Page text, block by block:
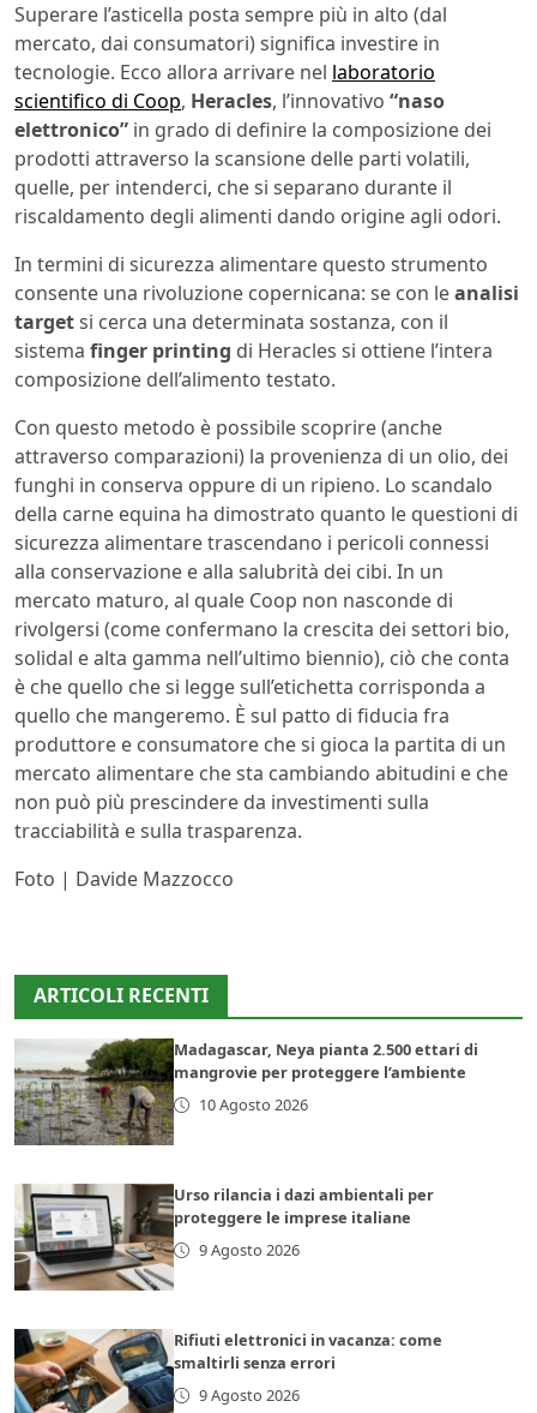
Superare l’asticella posta sempre più in alto (dal
mercato, dai consumatori) significa investire in
tecnologie. Ecco allora arrivare nel laboratorio
scientifico di Coop, Heracles, l’innovativo “naso
elettronico” in grado di definire la composizione dei
prodotti attraverso la scansione delle parti volatili,
quelle, per intenderci, che si separano durante il
riscaldamento degli alimenti dando origine agli odori.
In termini di sicurezza alimentare questo strumento
consente una rivoluzione copernicana: se con leanalisi
targetsi cerca una determinata sostanza, con il
sistema finger printing di Heracles si ottiene l’intera
composizione dell’alimento testato.
Con questo metodo è possibile scoprire (anche
attraverso comparazioni) la provenienza di un olio, dei
funghi in conserva oppure di un ripieno. Lo scandalo
della carne equina ha dimostrato quanto le questioni di
sicurezza alimentare trascendano i pericoli connessi
alla conservazione e alla salubrità dei cibi. In un
mercato maturo, al quale Coop non nasconde di
rivolgersi (come confermano la crescita dei settori bio,
solidal e alta gamma nell’ultimo biennio), ciò che conta
è che quello che si legge sull’etichetta corrisponda a
quello che mangeremo. È sul patto di fiducia fra
produttore e consumatore che si gioca la partita di un
mercato alimentare che sta cambiando abitudini e che
non può più prescindere da investimenti sulla
tracciabilità e sulla trasparenza.
Foto | Davide Mazzocco
ARTICOLI RECENTI
Madagascar, Neya pianta 2.500 ettari di
mangrovie per proteggere l’ambiente
10 Agosto 2026
Urso rilancia i dazi ambientali per
proteggere le imprese italiane
9 Agosto 2026
Rifiuti elettronici in vacanza: come
smaltirli senza errori
9 Agosto 2026